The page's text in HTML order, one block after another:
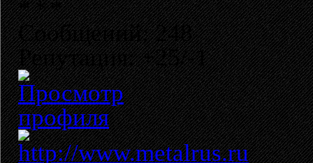
Сообщений: 248
Репутация: +25/-1